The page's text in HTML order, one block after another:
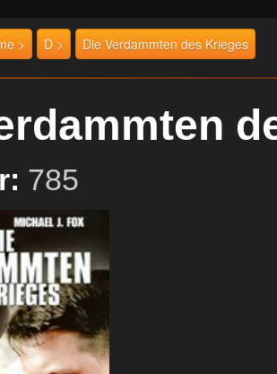
> D > Die Verdammten des Krieges
785